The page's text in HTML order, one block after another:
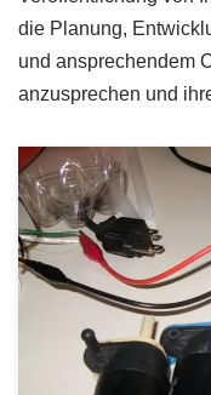
die Planung,
und ansprechendem
anzusprechen und